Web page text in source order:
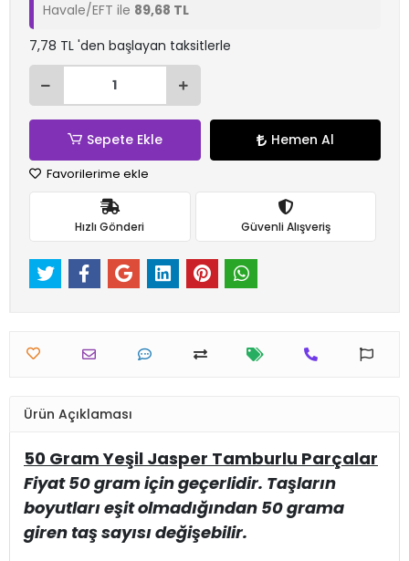
Havale/EFT ile 89,68 TL
7,78 TL 'den başlayan taksitlerle
Sepete Ekle Hemen Al
Favorilerime ekle
Hızlı Gönderi Güvenli Alışveriş
Ürün Açıklaması
50 Gram Yeşil Jasper Tamburlu Parçalar
Fiyat 50 gram için geçerlidir. Taşların
boyutları eşit olmadığından 50 grama
giren taş sayısı değişebilir.